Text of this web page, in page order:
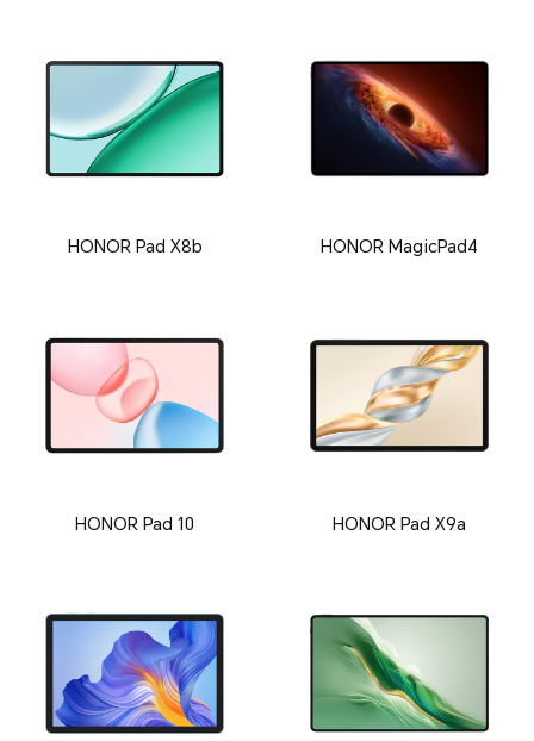
HONOR Pad X8b HONOR MagicPad4
HONOR Pad 10 HONOR Pad X9a